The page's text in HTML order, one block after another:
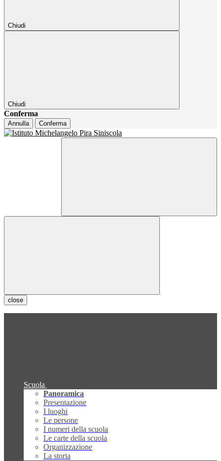
Chiudi
Chiudi
Conferma
Annulla Conferma
close
Scuola
Panoramica
Presentazione
I luoghi
Le persone
I numeri della scuola
Le carte della scuola
Organizzazione
La storia